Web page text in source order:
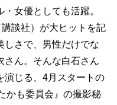
女優としても活躍。
談社）が大ヒットを記
しさで、男性だけでな
さん。そんな白石さん
演じる、4月スタートの
かも委員会』の撮影秘